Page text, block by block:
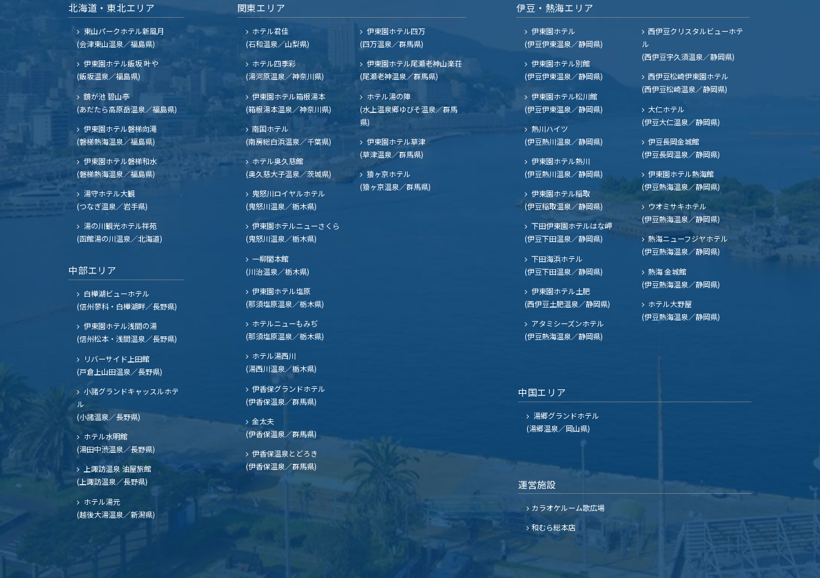
北海道・東北エリア
東山パークホテル新風月
(会津東山温泉／福島県)
伊東園ホテル飯坂 叶や
(飯坂温泉／福島県)
鏡が池 碧山亭
(あだたら高原岳温泉／福島県)
伊東園ホテル磐梯向滝
(磐梯熱海温泉／福島県)
伊東園ホテル磐梯和水
(磐梯熱海温泉／福島県)
湯守ホテル大観
(つなぎ温泉／岩手県)
湯の川観光ホテル祥苑
(函館湯の川温泉／北海道)
中部エリア
白樺湖ビューホテル
(信州蓼科・白樺湖畔／長野県)
伊東園ホテル浅間の湯
(信州松本・浅間温泉／長野県)
リバーサイド上田館
(戸倉上山田温泉／長野県)
小諸グランドキャッスルホテ
ル
(小諸温泉／長野県)
ホテル水明館
(湯田中渋温泉／長野県)
上諏訪温泉 油屋旅館
(上諏訪温泉／長野県)
ホテル湯元
(越後大湯温泉／新潟県)
関東エリア
ホテル君佳
(石和温泉／山梨県)
ホテル四季彩
(湯河原温泉／神奈川県)
伊東園ホテル箱根湯本
(箱根湯本温泉／神奈川県)
南国ホテル
(南房総白浜温泉／千葉県)
ホテル奥久慈館
(奥久慈大子温泉／茨城県)
鬼怒川ロイヤルホテル
(鬼怒川温泉／栃木県)
伊東園ホテルニューさくら
(鬼怒川温泉／栃木県)
一柳閣本館
(川治温泉／栃木県)
伊東園ホテル塩原
(那須塩原温泉／栃木県)
ホテルニューもみぢ
(那須塩原温泉／栃木県)
ホテル湯西川
(湯西川温泉／栃木県)
伊香保グランドホテル
(伊香保温泉／群馬県)
金太夫
(伊香保温泉／群馬県)
伊香保温泉とどろき
(伊香保温泉／群馬県)
伊東園ホテル四万
(四万温泉／群馬県)
伊東園ホテル尾瀬老神山楽荘
(尾瀬老神温泉／群馬県)
ホテル湯の陣
(水上温泉郷ゆびそ温泉／群馬
県)
伊東園ホテル草津
(草津温泉／群馬県)
猿ヶ京ホテル
(猿ヶ京温泉／群馬県)
伊豆・熱海エリア
伊東園ホテル
(伊豆伊東温泉／静岡県)
伊東園ホテル別館
(伊豆伊東温泉／静岡県)
伊東園ホテル松川館
(伊豆伊東温泉／静岡県)
熱川ハイツ
(伊豆熱川温泉／静岡県)
伊東園ホテル熱川
(伊豆熱川温泉／静岡県)
伊東園ホテル稲取
(伊豆稲取温泉／静岡県)
下田伊東園ホテルはな岬
(伊豆下田温泉／静岡県)
下田海浜ホテル
(伊豆下田温泉／静岡県)
伊東園ホテル土肥
(西伊豆土肥温泉／静岡県)
西伊豆クリスタルビューホテ
ル
(西伊豆宇久須温泉／静岡県)
西伊豆松崎伊東園ホテル
(西伊豆松崎温泉／静岡県)
大仁ホテル
(伊豆大仁温泉／静岡県)
伊豆長岡金城館
(伊豆長岡温泉／静岡県)
伊東園ホテル熱海館
(伊豆熱海温泉／静岡県)
ウオミサキホテル
(伊豆熱海温泉／静岡県)
熱海ニューフジヤホテル
(伊豆熱海温泉／静岡県)
熱海 金城館
(伊豆熱海温泉／静岡県)
ホテル大野屋
(伊豆熱海温泉／静岡県)
アタミシーズンホテル
(伊豆熱海温泉／静岡県)
中国エリア
湯郷グランドホテル
(湯郷温泉／岡山県)
運営施設
カラオケルーム歌広場
和むら総本店